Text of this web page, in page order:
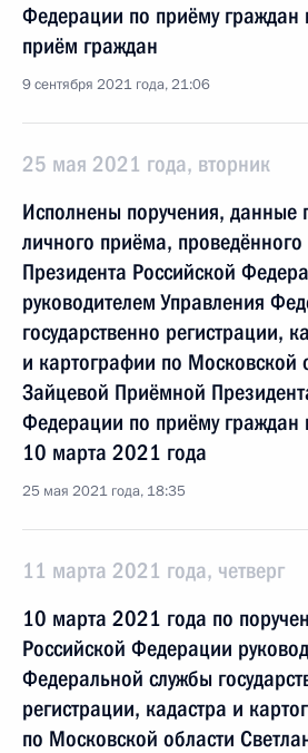
Федерации по приёму
приём граждан
9 сентября 2021 года, 21:06
25 мая 2021 года, вторник
Исполнены поручения, данные
личного приёма,
Президента Российской
руководителем Управления
государственно регистрации,
и картографии по Московской
Зайцевой Приёмной
Федерации по приёму граждан
10 марта 2021 года
25 мая 2021 года, 18:35
11 марта 2021 года, четверг
10 марта 2021 года по
Российской Федерации
Федеральной службы
регистрации, кадастра и
по Московской области